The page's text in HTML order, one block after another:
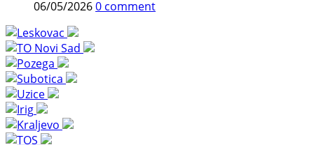
06/05/20260 comment